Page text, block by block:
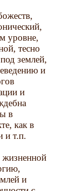
уровне,
тесно
землей,
и
и
в
как в
и т.п.
жизненной
и